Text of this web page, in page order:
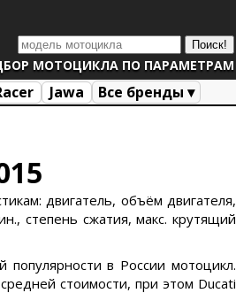
МОТОЦИКЛА ПО ПАРАМЕТРАМ
Jawa Все бренды ▾
двигатель, объём двигателя,
степень сжатия, макс. крутящий
в России мотоцикл.
стоимости, при этом Ducati